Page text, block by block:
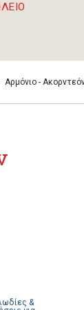
Αρμόνιο -